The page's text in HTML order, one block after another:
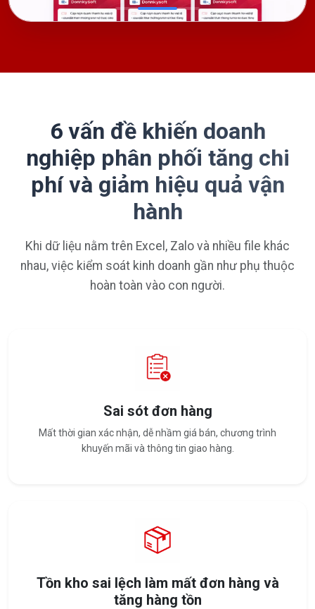
6 vấn đề khiến doanh
nghiệp phân phối tăng chi
phí và giảm hiệu quả vận
hành
Khi dữ liệu nằm trên Excel, Zalo và nhiều file khác
nhau, việc kiểm soát kinh doanh gần như phụ thuộc
hoàn toàn vào con người.
Sai sót đơn hàng
Mất thời gian xác nhận, dễ nhầm giá bán, chương trình
khuyến mãi và thông tin giao hàng.
Tồn kho sai lệch làm mất đơn hàng và
tăng hàng tồn